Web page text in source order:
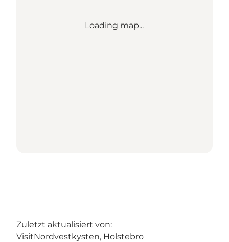
Loading map...
Zuletzt aktualisiert von:
VisitNordvestkysten, Holstebro